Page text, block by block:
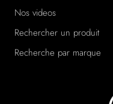
Nos videos
Rechercher un produit
Recherche par marque